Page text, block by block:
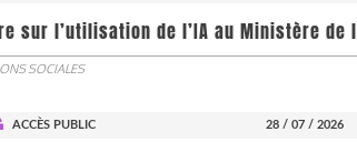
sur l’utilisation de l’IA au Ministère de
SOCIALES
ACCÈS PUBLIC 28 / 07 / 2026